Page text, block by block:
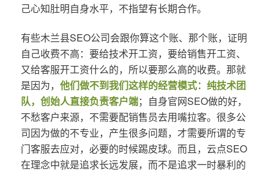
己心知肚明自身水平，不指望有长期合作。
有些木兰县SEO公司会跟你算这个账、那个账，证明
自己收费不高：要给技术开工资，要给销售开工资、
又给客服开工资什么的，所以要那么高的收费。那就
是因为， 他们做不到我们这样的经营模式：纯技术团
队，创始人直接负责客户端；自身官网SEO做的好，
不愁客户来源，不需要配销售员去用嘴拉客。很多公
司因为做的不专业，产生很多问题，才需要所谓的专
门客服去应对，必要的时候踢皮球。而且，云点SEO
在理念中就是追求长远发展，而不是追求一时暴利的